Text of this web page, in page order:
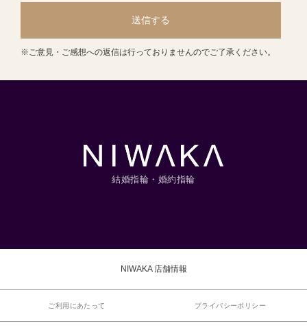
送信する
※ご意見・ご感想への返信は行っておりませんのでご了承ください。
結婚指輪・婚約指輪
NIWAKA 店舗情報
ご利用にあたって プライバシーポリシー